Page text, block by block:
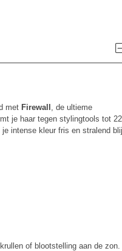
met Firewall , de ultieme
je haar tegen stylingtools tot
je intense kleur fris en stralend
of blootstelling aan de zon.